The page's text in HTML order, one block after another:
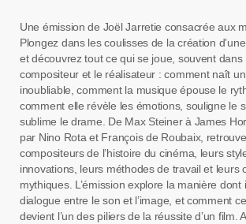
Une émission de Joël Jarretie consacrée aux
Plongez dans les coulisses de la création
et découvrez tout ce qui se joue, souvent dans
compositeur et le réalisateur : comment naît
inoubliable, comment la musique épouse le
comment elle révèle les émotions, souligne le
sublime le drame. De Max Steiner à James
par Nino Rota et François de Roubaix,
compositeurs de l’histoire du cinéma, leurs
innovations, leurs méthodes de travail et leurs
mythiques. L’émission explore la manière dont
dialogue entre le son et l’image, et comment
devient l’un des piliers de la réussite d’un film.